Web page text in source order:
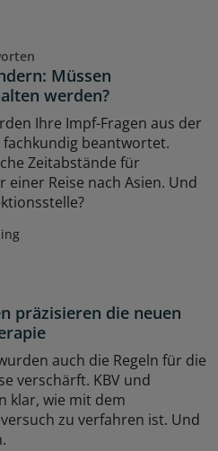
Müssen
werden?
Ihre Impf-Fragen aus der
beantwortet.
Zeitabstände für
Reise nach Asien. Und
präzisieren die neuen
auch die Regeln für die
verschärft. KBV und
klar, wie mit dem
zu verfahren ist. Und